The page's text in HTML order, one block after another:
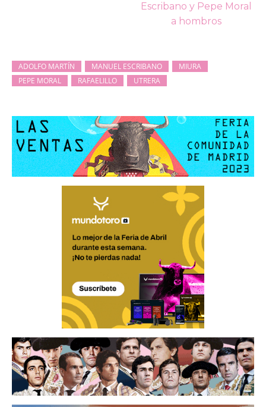
ADOLFO MARTÍN MANUEL ESCRIBANO
MIURA
PEPE MORAL
RAFAELILLO UTRERA